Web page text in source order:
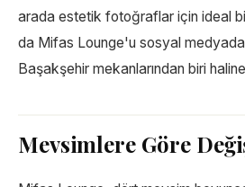
arada estetik fotoğraflar için ideal
da Mifas Lounge'u sosyal
Başakşehir mekanlarından biri
Mevsimlere Göre